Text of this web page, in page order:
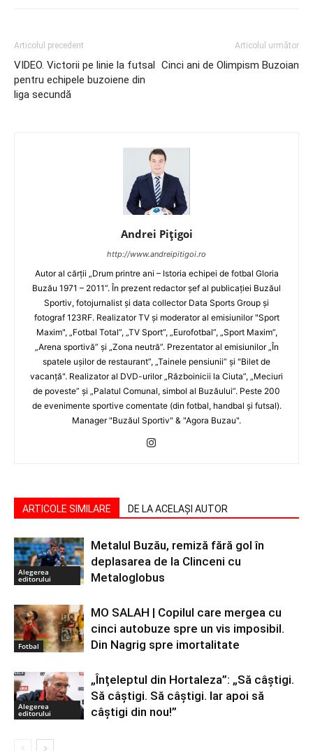
Articolul precedent
VIDEO. Victorii pe linie la futsal
pentru echipele buzoiene din
liga secundă
Articolul următor
Cinci ani de Olimpism Buzoian
Andrei Pițigoi
http://www.andreipitigoi.ro
Autor al cărţii „Drum printre ani – Istoria echipei de fotbal Gloria
Buzău 1971 – 2011”. În prezent redactor şef al publicaţiei Buzăul
Sportiv, fotojurnalist şi data collector Data Sports Group şi
fotograf 123RF. Realizator TV şi moderator al emisiunilor "Sport
Maxim", „Fotbal Total”, „TV Sport”, „Eurofotbal”, „Sport Maxim”,
„Arena sportivă” şi „Zona neutră”. Prezentator al emisiunilor „În
spatele uşilor de restaurant”, „Tainele pensiunii” şi "Bilet de
vacanţă". Realizator al DVD-urilor „Războinicii la Ciuta”, „Meciuri
de poveste” şi „Palatul Comunal, simbol al Buzăului”. Peste 200
de evenimente sportive comentate (din fotbal, handbal şi futsal).
Manager "Buzăul Sportiv" & "Agora Buzau".
ARTICOLE SIMILARE DE LA ACELAȘI AUTOR
Alegerea
editorului
Metalul Buzău, remiză fără gol în
deplasarea de la Clinceni cu
Metaloglobus
Fotbal
MO SALAH | Copilul care mergea cu
cinci autobuze spre un vis imposibil.
Din Nagrig spre imortalitate
Alegerea
editorului
„Înțeleptul din Hortaleza”: „Să câștigi.
Să câștigi. Să câștigi. Iar apoi să
câștigi din nou!”